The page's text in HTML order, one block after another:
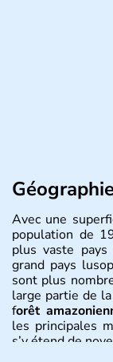
Avec une
population de
plus vaste pays
grand pays
sont plus
large partie de
forêt
les principales
s’y étend de